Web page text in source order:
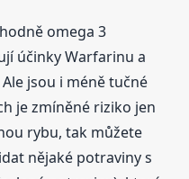
omega 3
účinky Warfarinu a
jsou i méně tučné
je zmíněné riziko jen
rybu, tak můžete
nějaké potraviny s